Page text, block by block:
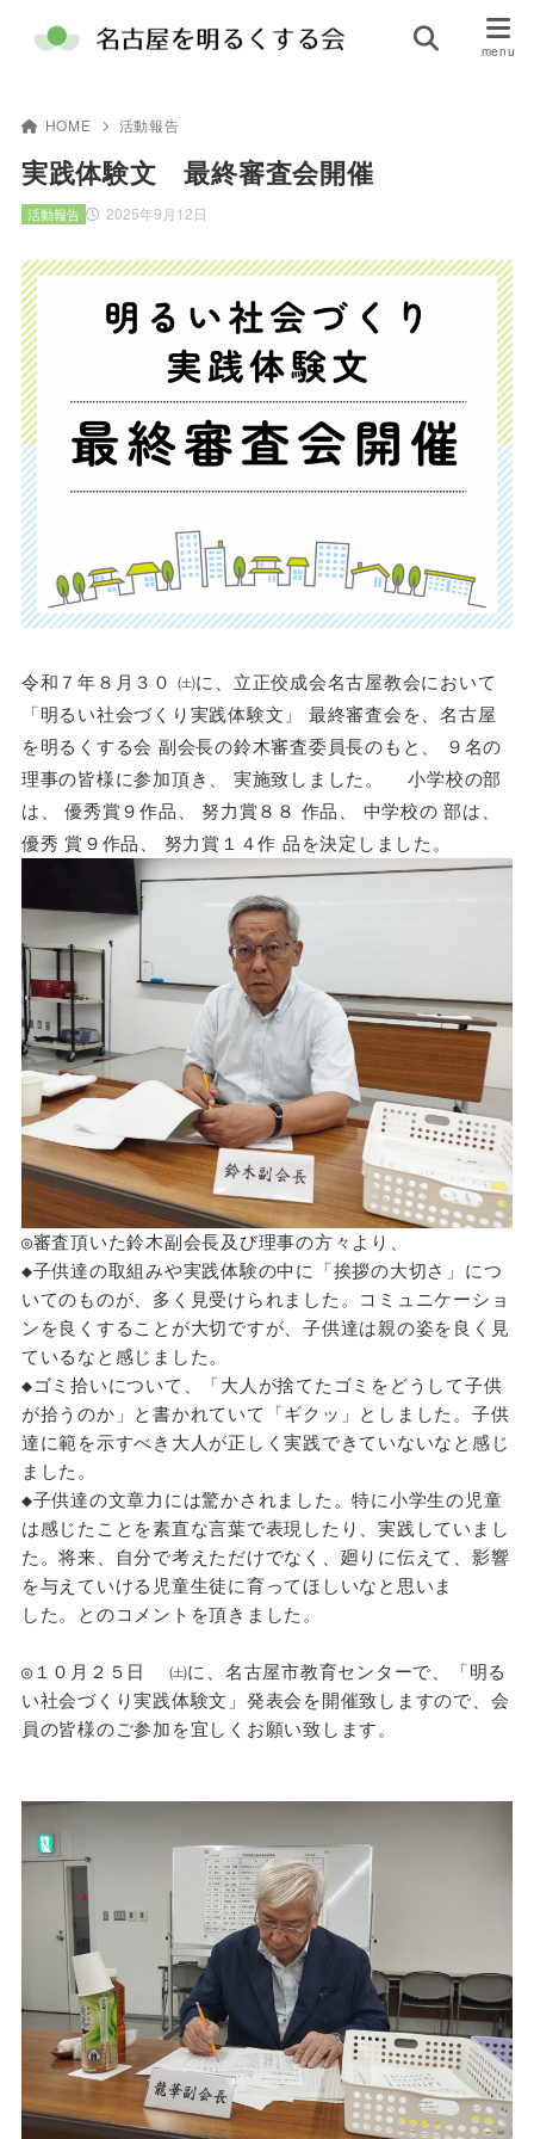
HOME 活動報告
実践体験文 最終審査会開催
2025年9月12日
活動報告
令和７年８月３０ ㈯に、立正佼成会名古屋教会において
「明るい社会づくり実践体験文」 最終審査会を、名古屋
を明るくする会 副会長の鈴木審査委員長のもと、 ９名の
理事の皆様に参加頂き、 実施致しました。 小学校の部
は、 優秀賞９作品、 努力賞８８ 作品、 中学校の 部は、
優秀 賞９作品、 努力賞１４作 品を決定しました。
◎審査頂いた鈴木副会長及び理事の方々より、
◆子供達の取組みや実践体験の中に「挨拶の大切さ」につ
いてのものが、多く見受けられました。コミュニケーショ
ンを良くすることが大切ですが、子供達は親の姿を良く見
ているなと感じました。
◆ゴミ拾いについて、「大人が捨てたゴミをどうして子供
が拾うのか」と書かれていて「ギクッ」としました。子供
達に範を示すべき大人が正しく実践できていないなと感じ
ました。
◆子供達の文章力には驚かされました。特に小学生の児童
は感じたことを素直な言葉で表現したり、実践していまし
た。将来、自分で考えただけでなく、廻りに伝えて、影響
を与えていける児童生徒に育ってほしいなと思いま
した。とのコメントを頂きました。
◎１０月２５日  ㈯に、名古屋市教育センターで、「明る
い社会づくり実践体験文」発表会を開催致しますので、会
員の皆様のご参加を宜しくお願い致します。